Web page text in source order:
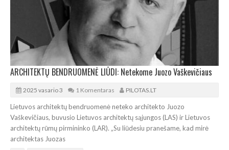
ARCHITEKTŲ BENDRUOMENĖ LIŪDI: Netekome Juozo Vaškevičiaus
2025 vasario 3 1 Komentaras PILOTAS.LT
Lietuvos architektų bendruomenė neteko architekto Juozo
Vaškevičiaus, buvusio Lietuvos architektų sąjungos (LAS) ir Lietuvos
architektų rūmų pirmininko (LAR). „Su liūdesiu pranešame, kad mirė
architektas Juozas